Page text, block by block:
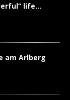
life…
am Arlberg